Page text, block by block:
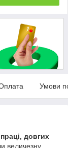
Умови
довгих
величезну